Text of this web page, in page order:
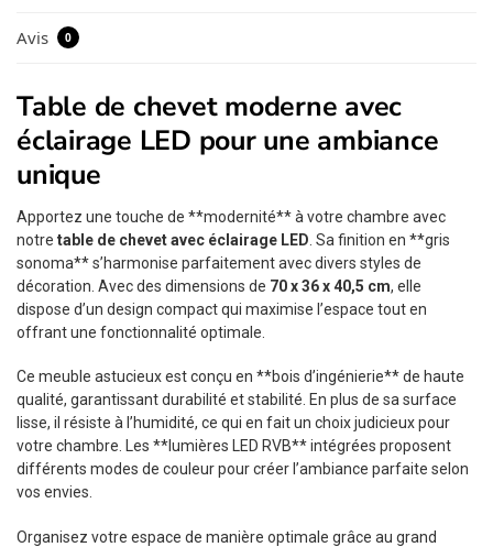
Avis 0
Table de chevet moderne avec
éclairage LED pour une ambiance
unique
Apportez une touche de **modernité** à votre chambre avec
notre table de chevet avec éclairage LED . Sa finition en **gris
sonoma** s’harmonise parfaitement avec divers styles de
décoration. Avec des dimensions de 70 x 36 x 40,5 cm, elle
dispose d’un design compact qui maximise l’espace tout en
offrant une fonctionnalité optimale.
Ce meuble astucieux est conçu en **bois d’ingénierie** de haute
qualité, garantissant durabilité et stabilité. En plus de sa surface
lisse, il résiste à l’humidité, ce qui en fait un choix judicieux pour
votre chambre. Les **lumières LED RVB** intégrées proposent
différents modes de couleur pour créer l’ambiance parfaite selon
vos envies.
Organisez votre espace de manière optimale grâce au grand